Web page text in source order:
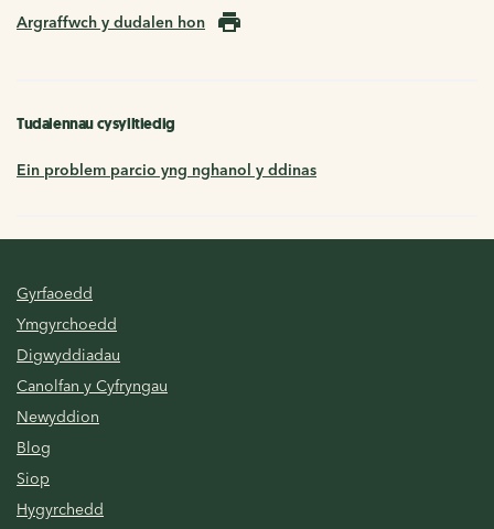
Argraffwch y dudalen hon
Tudalennau cysylltiedig
Ein problem parcio yng nghanol y ddinas
Gyrfaoedd
Ymgyrchoedd
Digwyddiadau
Canolfan y Cyfryngau
Newyddion
Blog
Siop
Hygyrchedd